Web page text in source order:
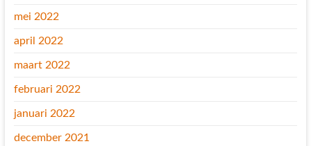
mei 2022
april 2022
maart 2022
februari 2022
januari 2022
december 2021